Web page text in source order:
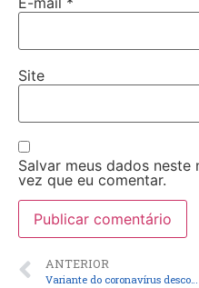
Site
Salvar meus dados
vez que eu comentar.
ANTERIOR
Variante do coronavírus descoberta no Amazonas é detectada no Peru, dizem autoridades